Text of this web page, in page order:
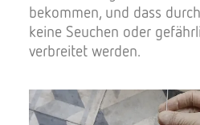
bekommen, und dass
keine Seuchen oder
verbreitet werden.